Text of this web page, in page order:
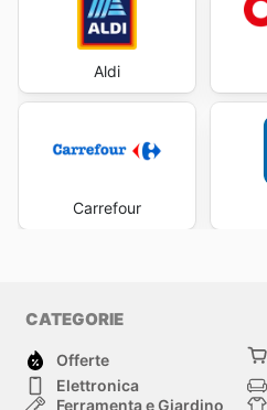
Aldi
Carrefour
CATEGORIE
Offerte
Elettronica
Ferramenta e Giardino